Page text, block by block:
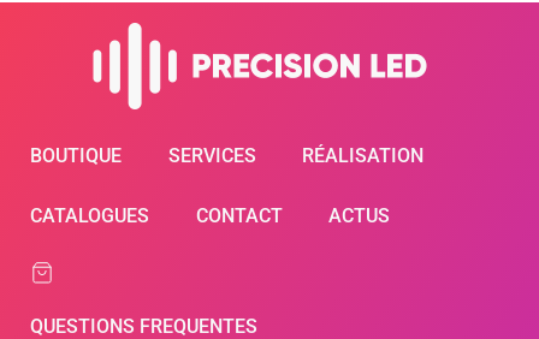
BOUTIQUE SERVICES RÉALISATION
CATALOGUES CONTACT ACTUS
QUESTIONS FREQUENTES